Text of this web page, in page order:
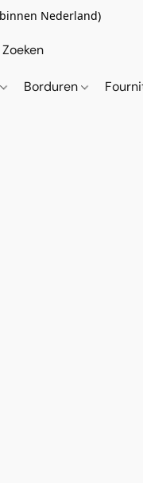
Nederland)
Borduren